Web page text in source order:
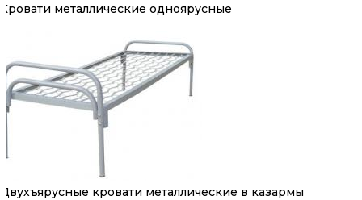
Кровати металлические одноярусные
Двухъярусные кровати металлические в казармы